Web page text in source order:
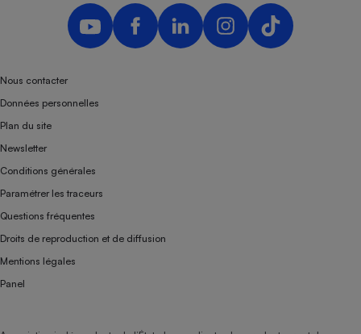
Nous contacter
Données personnelles
Plan du site
Newsletter
Conditions générales
Paramétrer les traceurs
Questions fréquentes
Droits de reproduction et de diffusion
Mentions légales
Panel